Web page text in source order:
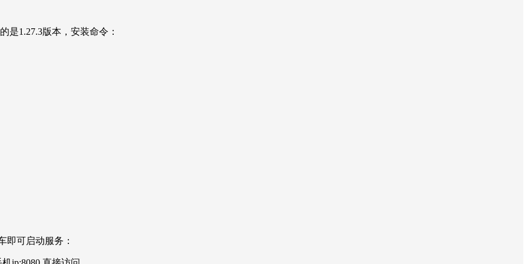
是1.27.3版本，安装命令：
即可启动服务：